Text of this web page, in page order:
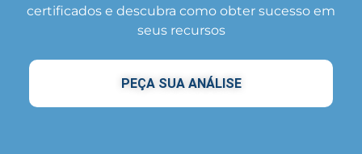
certificados e descubra como obter sucesso em
seus recursos
PEÇA SUA ANÁLISE